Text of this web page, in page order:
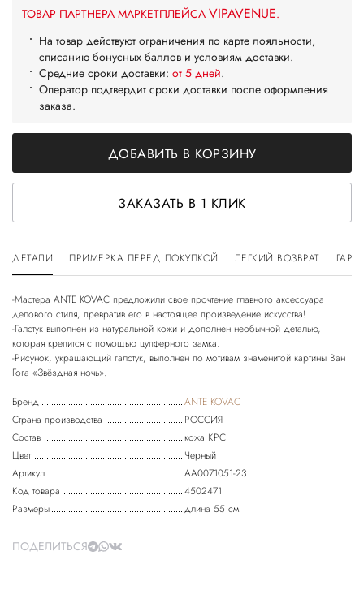
ТОВАР ПАРТНЕРА МАРКЕТПЛЕЙСА VIPAVENUE.
На товар действуют ограничения по карте лояльности,
списанию бонусных баллов и условиям доставки.
Средние сроки доставки: от 5 дней.
Оператор подтвердит сроки доставки после оформления
заказа.
ДОБАВИТЬ В КОРЗИНУ
ЗАКАЗАТЬ В 1 КЛИК
ДЕТАЛИ ПРИМЕРКА ПЕРЕД ПОКУПКОЙ ЛЕГКИЙ ВОЗВРАТ
-Мастера ANTE KOVAC предложили свое прочтение главного аксессуара
делового стиля, превратив его в настоящее произведение искусства!
-Галстук выполнен из натуральной кожи и дополнен необычной деталью,
которая крепится с помощью цупферного замка.
-Рисунок, украшающий галстук, выполнен по мотивам знаменитой картины Ван
Бренд
ANTE KOVAC
Страна производства
РОССИЯ
Состав
кожа КРС
Цвет
Черный
Артикул
АА0071051-23
Код товара
4502471
Размеры
длина 55 см
ПОДЕЛИТЬСЯ